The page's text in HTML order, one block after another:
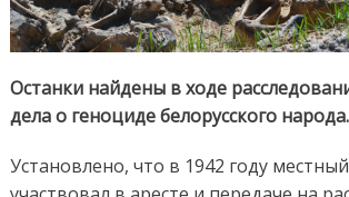
Останки найдены в ходе
дела о геноциде белорусского народа.
Установлено, что в 1942 году